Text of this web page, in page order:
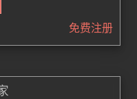
免费注册